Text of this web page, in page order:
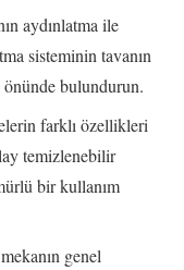
aydınlatma ile
sisteminin tavanın
bulundurun.
farklı özellikleri
temizlenebilir
bir kullanım
genel